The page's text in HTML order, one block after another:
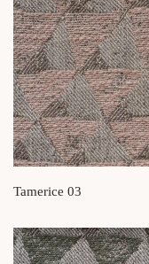
Tamerice 03